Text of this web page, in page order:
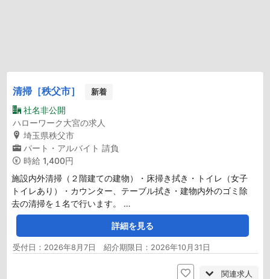
清掃［秩父市］ 新着
社名非公開
ハローワーク大宮の求人
埼玉県秩父市
パート・アルバイト 請負
時給 1,400円
施設内外清掃（２階建ての建物）・床掃き拭き・トイレ（女子
トイレあり）・カウンター、テーブル拭き・建物内外のゴミ除
去の清掃を１名で行います。 …
詳細を見る
受付日：2026年8月7日 紹介期限日：2026年10月31日
関連求人